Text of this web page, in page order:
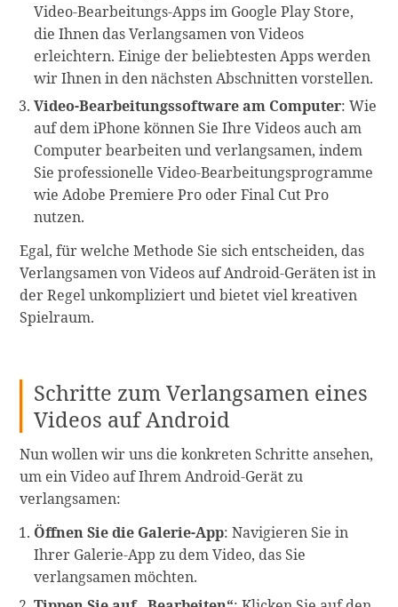
Video-Bearbeitungs-Apps im Google Play Store,
die Ihnen das Verlangsamen von Videos
erleichtern. Einige der beliebtesten Apps werden
wir Ihnen in den nächsten Abschnitten vorstellen.
Video-Bearbeitungssoftware am Computer: Wie
auf dem iPhone können Sie Ihre Videos auch am
Computer bearbeiten und verlangsamen, indem
Sie professionelle Video-Bearbeitungsprogramme
wie Adobe Premiere Pro oder Final Cut Pro
nutzen.
Egal, für welche Methode Sie sich entscheiden, das
Verlangsamen von Videos auf Android-Geräten ist in
der Regel unkompliziert und bietet viel kreativen
Spielraum.
Schritte zum Verlangsamen eines
Videos auf Android
Nun wollen wir uns die konkreten Schritte ansehen,
um ein Video auf Ihrem Android-Gerät zu
verlangsamen:
Öffnen Sie die Galerie-App: Navigieren Sie in
Ihrer Galerie-App zu dem Video, das Sie
verlangsamen möchten.